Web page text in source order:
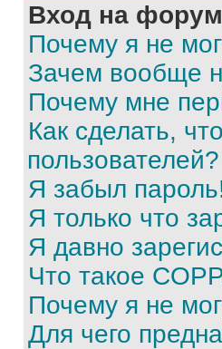
Вход на
Почему я не
Зачем вообще
Почему мне
Как сделать,
пользователей?
Я забыл
Я только что
Я давно
Что такое
Почему я не
Для чего